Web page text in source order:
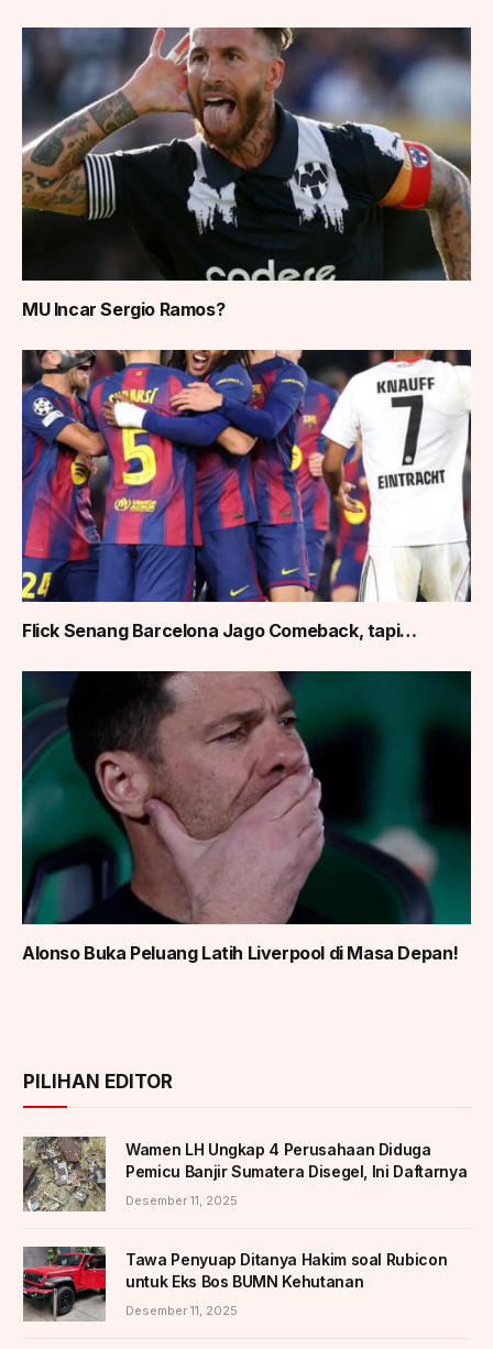
MU Incar Sergio Ramos?
Flick Senang Barcelona Jago Comeback, tapi…
Alonso Buka Peluang Latih Liverpool di Masa Depan!
PILIHAN EDITOR
Wamen LH Ungkap 4 Perusahaan Diduga
Pemicu Banjir Sumatera Disegel, Ini Daftarnya
Desember 11, 2025
Tawa Penyuap Ditanya Hakim soal Rubicon
untuk Eks Bos BUMN Kehutanan
Desember 11, 2025